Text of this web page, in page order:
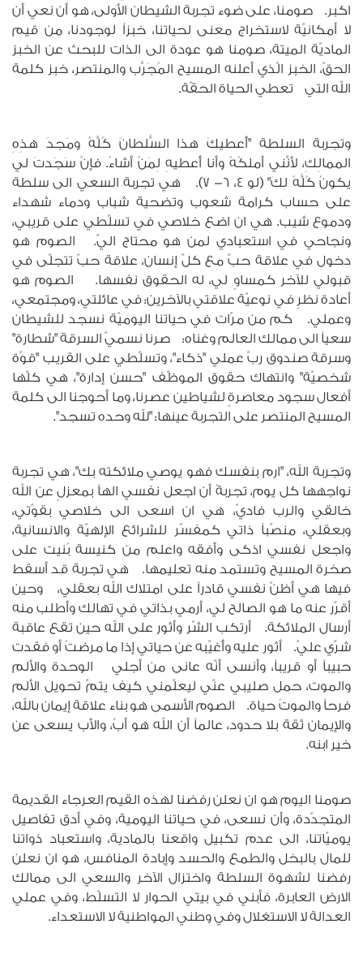
اكبر. صومنا، على ضوء تجربة الشيطان الأولى، هو أن نعي أن
لا أمكانيّة لاستخراج معنى لحياتنا، خبزاً لوجودنا، من قيم
الماديّة الميتة، صومنا هو عودة الى الذات للبحث عن الخبز
الحقّ، الخبز الّذي أعلنه المسيح المُجَرَّب والمنتصر، خبز كلمة
الله التي تعطي الحياة الحقّة.
وتجربة السلطة "أُعطيكَ هذا السُّلطانَ كُلَّهُ ومَجدَ هذِهِ
الممالِكِ، لأنَّني أملكُهُ وأنا أُعطيهِ لِمَنْ أشاءُ. فإنْ سَجَدتَ لي
يكونُ كُلُّهُ لكَ" (لو 4، 6- 7). هي تجربة السعي الى سلطة
على حساب كرامة شعوب وتضحية شباب ودماء شهداء
ودموع شيب. هي ان اضع خلاصي في تسلّطي على قريبي،
ونجاحي في استعبادي لمن هو محتاج اليّ. الصوم هو
دخول في علاقة حبّ مع كلّ إنسان، علاقة حبّ تتجلّى في
قبولي للآخر كمساوٍ لي، له الحقوق نفسها. الصوم هو
أعادة نظرٍ في نوعيّة علاقتي بالآخرين: في عائلتي، ومجتمعي،
وعملي. كم من مرّات في حياتنا اليوميّة نسجد للشيطان
سعياً الى ممالك العالم وغناه: صرنا نسميّ السرقةَ "شطارة"
وسرقة صندوق ربّ عملي "ذكاء"، وتسلّطي على القريب "قوّة
شخصيّة" وانتهاك حقوق الموظّف "حسن إدارة"، هي كلّها
أفعال سجود معاصرةٍ لشياطين عصرنا، وما أحوجنا الى كلمة
المسيح المنتصر على التجربة عينها: "لله وحده تسجد".
وتجربة الله، "ارم بنفسك فهو يوصي ملائكته بك"، هي تجربة
نواجهها كل يوم، تجربةُ أن اجعل نفسي الهاً بمعزلٍ عن الله
خالقي والرب فاديّ، هي ان اسعى الى خلاصي بقوّتي،
وبعقلي، منصّباً ذاتي كمفسّر للشرائع الإلهيّة والانسانية،
واجعل نفسي اذكى وأفقه واعلم من كنيسة بُنيت على
صخرة المسيح وتستمد منه تعليمها. هي تجربة قد أسقط
فيها هي أظنّ نفسي قادراً على امتلاك الله بعقلي، وحين
أقرّر عنه ما هو الصالح لي، أرمي بذاتي في تهالك وأطلب منه
أرسال الملائكة. أرتكب الشّر وأثور على الله حين تقع عاقبة
شرّي عليّ. أثور عليه وأُغيّبه عن حياتي إذا ما مرضتُ أو فقدت
حبيباً أو قريباً، وأنسى أنّه عانى من أجلي الوحدة والألم
والموت، حمل صليبي عنّي ليعلّمني كيف يتمّ تحويل الألم
فرحاً والموتُ حياة. الصوم الأسمى هو بناء علاقة إيمان بالله،
والإيمان ثقة بلا حدود، عالماً أن الله هو أبٌ، والأب يسعى عن
خير ابنه.
صومنا اليوم هو ان نعلن رفضنا لهذه القيم العرجاء القديمة
المتجدّدة، وأن نسعى، في حياتنا اليومية، وفي أدق تفاصيل
يوميّاتنا، الى عدم تكبيل واقعنا بالمادية، واستعباد ذواتنا
للمال بالبخل والطمع والحسد وإبادة المنافس، هو ان نعلن
رفضنا لشهوة السلطة واختزال الآخر والسعي الى ممالك
الارض العابرة، فأبني في بيتي الحوار لا التسلّط، وفي عملي
العدالة لا الاستغلال وفي وطني المواطنية لا الاستعداء.